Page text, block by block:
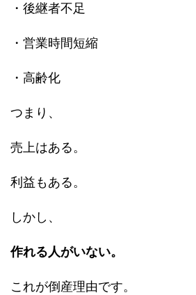
・後継者不足
・営業時間短縮
・高齢化
つまり、
売上はある。
利益もある。
しかし、
作れる人がいない。
これが倒産理由です。